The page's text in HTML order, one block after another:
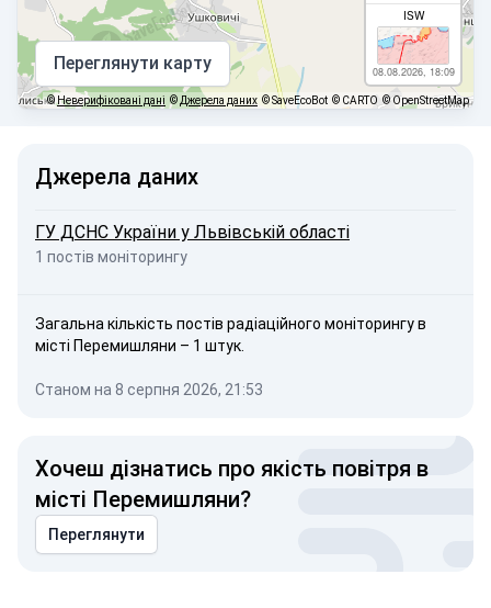
ISW
08.08.2026, 18:09
Переглянути карту
© Неверифіковані дані © Джерела даних © SaveEcoBot © CARTO © OpenStreetMap
Джерела даних
ГУ ДСНС України у Львівській області
1 постів моніторингу
Загальна кількість постів радіаційного моніторингу в
місті Перемишляни – 1 штук.
Станом на 8 серпня 2026, 21:53
Хочеш дізнатись про якість повітря в
місті Перемишляни?
Переглянути